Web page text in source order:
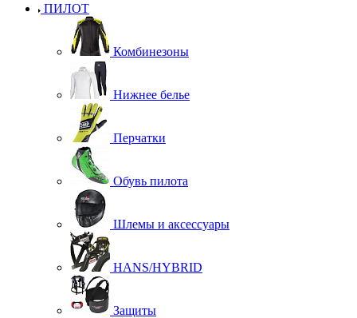
ПИЛОТ
Комбинезоны
Нижнее белье
Перчатки
Обувь пилота
Шлемы и аксессуары
HANS/HYBRID
Защиты